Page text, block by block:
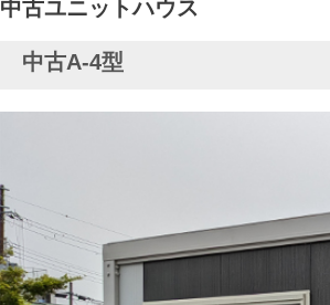
中古ユニットハウス
中古A-4型